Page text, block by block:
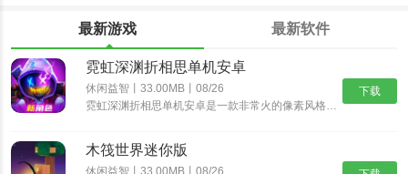
最新游戏 最新软件
下载
霓虹深渊折相思单机安卓
休闲益智丨33.00MB丨08/26
霓虹深渊折相思单机安卓是一款非常火的像素风格动作冒险游戏，经典的像素风格，制作精湛的游戏场景，搭配出色的游戏音乐，为玩家带来身临其境的动作冒险体验，丰富精彩的游戏剧情，多样化的挑战任务，沉浸式体验......
木筏世界迷你版
休闲益智丨33.00MB丨08/26